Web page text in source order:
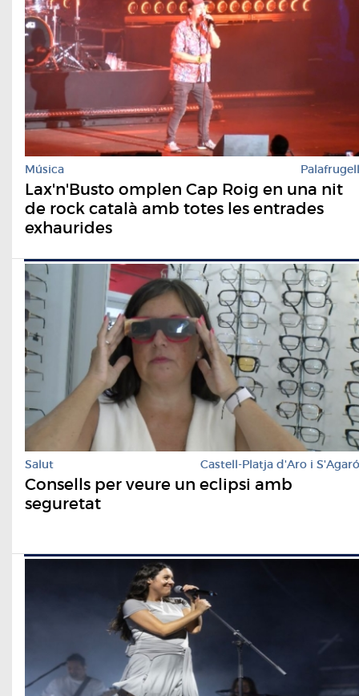
Música Palafrugell
Lax'n'Busto omplen Cap Roig en una nit
de rock català amb totes les entrades
exhaurides
Salut Castell-Platja d'Aro i S'Agaró
Consells per veure un eclipsi amb
seguretat